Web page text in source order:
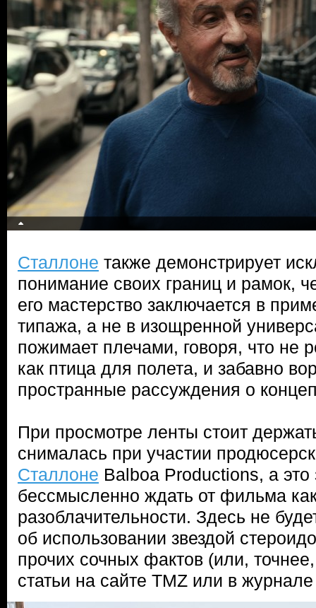
Сталлоне также демонстрирует
понимание своих границ и рамок,
его мастерство заключается в
типажа, а не в изощренной
пожимает плечами, говоря, что не
как птица для полета, и забавно
пространные рассуждения о
При просмотре ленты стоит
снималась при участии
Сталлоне Balboa Productions, а это
бессмысленно ждать от фильма
разоблачительности. Здесь не
об использовании звездой
прочих сочных фактов (или,
статьи на сайте TMZ или в